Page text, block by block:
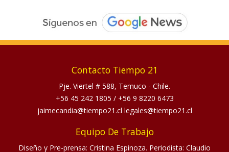
Contacto Tiempo 21
Pje. Viertel # 588, Temuco - Chile.
+56 45 242 1805 / +56 9 8220 6473
jaimecandia@tiempo21.cl legales@tiempo21.cl
Equipo De Trabajo
Diseño y Pre-prensa: Cristina Espinoza. Periodista: Claudio